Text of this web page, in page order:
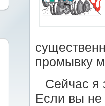
промывку
Сейчас я
Если вы не